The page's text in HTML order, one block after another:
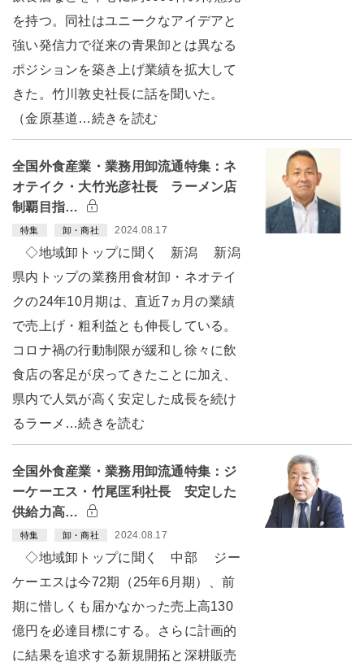
を持つ。同社はユニークなアイデアと
強い発信力で従来の青果卸とは異なる
ポジションを築き上げ業績を拡大して
きた。竹川敦史社長に話を聞いた。
（金原基道…続きを読む
全国外食産業・業務用卸流通特集：ネ
オテイク・大竹光彦社長 ラーメン店
制覇目指…
特集 卸・商社 2024.08.17
◇地域卸トップに聞く 新潟 新潟
県内トップの業務用食材卸・ネオテイ
クの24年10月期は、直近7ヵ月の業績
で売上げ・粗利益とも伸長している。
コロナ禍の行動制限が緩和し徐々に飲
食店の客足が戻ってきたことに加え、
県内で人気が高く安定した成長を続け
るラーメ…続きを読む
全国外食産業・業務用卸流通特集：ジ
ーケーエス・竹尾匡利社長 安定した
供給力高…
特集 卸・商社 2024.08.17
◇地域卸トップに聞く 中部 ジー
ケーエスは今72期（25年6月期）、前
期に惜しくも届かなかった売上高130
億円を必達目標にする。さらに計画的
に結果を追求する新規開拓と深耕販売